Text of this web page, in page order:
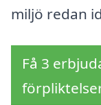
miljö redan
Få 3